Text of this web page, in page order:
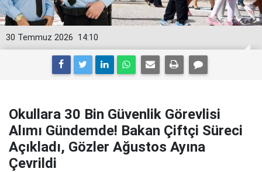
14:10
30 Temmuz 2026
Okullara 30 Bin Güvenlik Görevlisi
Alımı Gündemde! Bakan Çiftçi Süreci
Açıkladı, Gözler Ağustos Ayına
Çevrildi